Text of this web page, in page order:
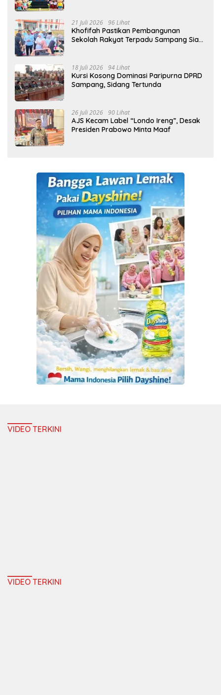
21 Juli 2026 96 Lihat
Khofifah Pastikan Pembangunan
Sekolah Rakyat Terpadu Sampang Siap
18 Juli 2026 94 Lihat
Kursi Kosong Dominasi Paripurna DPRD
Sampang, Sidang Tertunda
26 Juli 2026 90 Lihat
AJS Kecam Label “Londo Ireng”, Desak
Presiden Prabowo Minta Maaf
VIDEO TERKINI
VIDEO TERKINI